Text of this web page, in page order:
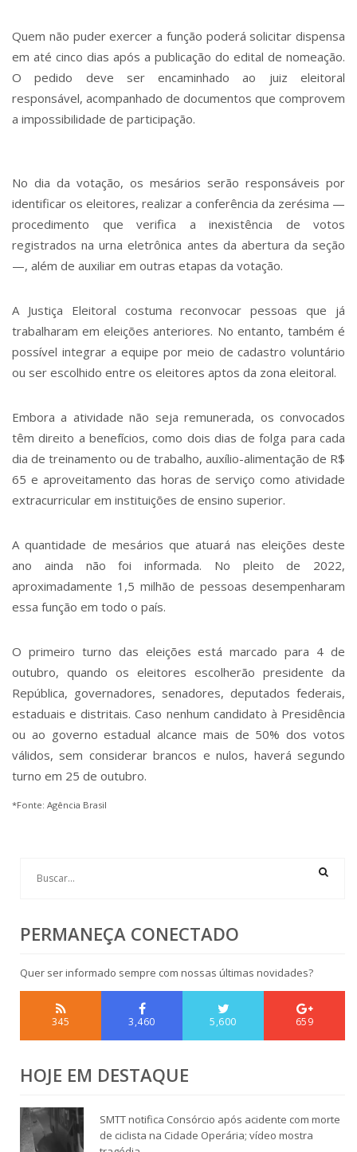
Quem não puder exercer a função poderá solicitar dispensa
em até cinco dias após a publicação do edital de nomeação.
O pedido deve ser encaminhado ao juiz eleitoral
responsável, acompanhado de documentos que comprovem
a impossibilidade de participação.
No dia da votação, os mesários serão responsáveis por
identificar os eleitores, realizar a conferência da zerésima —
procedimento que verifica a inexistência de votos
registrados na urna eletrônica antes da abertura da seção
—, além de auxiliar em outras etapas da votação.
A Justiça Eleitoral costuma reconvocar pessoas que já
trabalharam em eleições anteriores. No entanto, também é
possível integrar a equipe por meio de cadastro voluntário
ou ser escolhido entre os eleitores aptos da zona eleitoral.
Embora a atividade não seja remunerada, os convocados
têm direito a benefícios, como dois dias de folga para cada
dia de treinamento ou de trabalho, auxílio-alimentação de R$
65 e aproveitamento das horas de serviço como atividade
extracurricular em instituições de ensino superior.
A quantidade de mesários que atuará nas eleições deste
ano ainda não foi informada. No pleito de 2022,
aproximadamente 1,5 milhão de pessoas desempenharam
essa função em todo o país.
O primeiro turno das eleições está marcado para 4 de
outubro, quando os eleitores escolherão presidente da
República, governadores, senadores, deputados federais,
estaduais e distritais. Caso nenhum candidato à Presidência
ou ao governo estadual alcance mais de 50% dos votos
válidos, sem considerar brancos e nulos, haverá segundo
turno em 25 de outubro.
*Fonte: Agência Brasil
PERMANEÇA CONECTADO
Quer ser informado sempre com nossas últimas novidades?
345 3,460 5,600 659
HOJE EM DESTAQUE
SMTT notifica Consórcio após acidente com morte
de ciclista na Cidade Operária; vídeo mostra